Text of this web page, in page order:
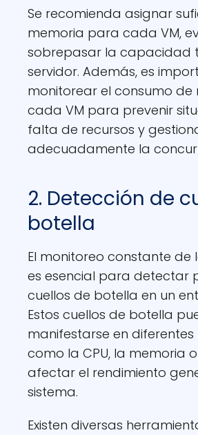
Se recomienda asignar
memoria para cada VM,
sobrepasar la capacidad
servidor. Además, es
monitorear el consumo de
cada VM para prevenir
falta de recursos y
adecuadamente la
2. Detección de
botella
El monitoreo constante de
es esencial para detectar
cuellos de botella en un
Estos cuellos de botella
manifestarse en diferentes
como la CPU, la memoria
afectar el rendimiento
sistema.
Existen diversas